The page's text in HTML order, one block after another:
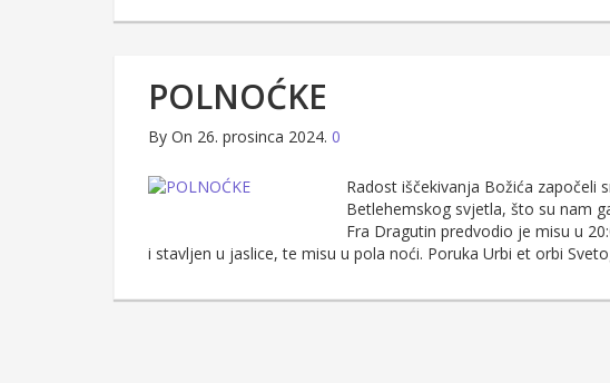
POLNOĆKE
By On 26. prosinca 2024. 0
Radost iščekivanja Božića započeli
Betlehemskog svjetla, što su nam
Fra Dragutin predvodio je misu u
i stavljen u jaslice, te misu u pola noći. Poruka Urbi et orbi